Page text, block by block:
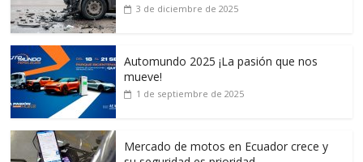
3 de diciembre de 2025
Automundo 2025 ¡La pasión que nos
mueve!
1 de septiembre de 2025
Mercado de motos en Ecuador crece y